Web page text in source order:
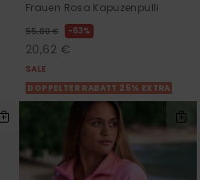
Frauen Rosa Kapuzenpulli
55,00 € 63%
20,62 €
SALE
DOPPELTER RABATT 25% EXTRA